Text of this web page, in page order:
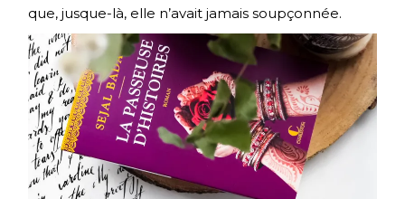
que, jusque-là, elle n’avait jamais soupçonnée.